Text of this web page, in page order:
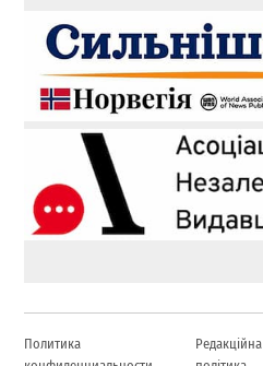
Политика
Редакційна